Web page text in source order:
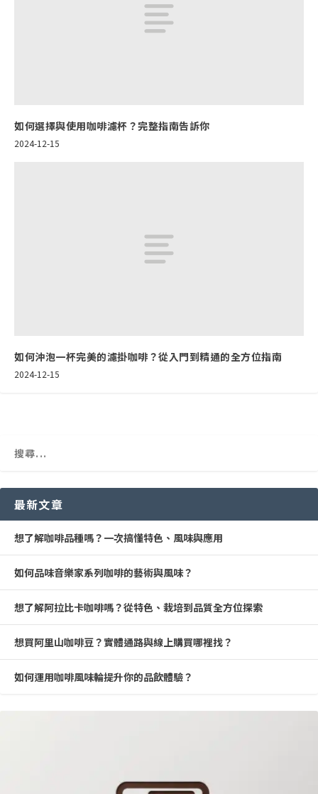
如何選擇與使用咖啡濾杯？完整指南告訴你
2024-12-15
如何沖泡一杯完美的濾掛咖啡？從入門到精通的全方位指南
2024-12-15
最新文章
想了解咖啡品種嗎？一次搞懂特色、風味與應用
如何品味音樂家系列咖啡的藝術與風味？
想了解阿拉比卡咖啡嗎？從特色、栽培到品質全方位探索
想買阿里山咖啡豆？實體通路與線上購買哪裡找？
如何運用咖啡風味輪提升你的品飲體驗？